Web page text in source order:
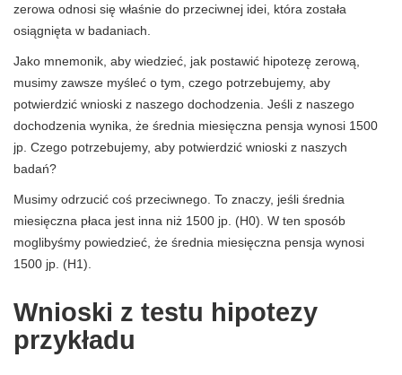
zerowa odnosi się właśnie do przeciwnej idei, która została
osiągnięta w badaniach.
Jako mnemonik, aby wiedzieć, jak postawić hipotezę zerową,
musimy zawsze myśleć o tym, czego potrzebujemy, aby
potwierdzić wnioski z naszego dochodzenia. Jeśli z naszego
dochodzenia wynika, że ​​średnia miesięczna pensja wynosi 1500
jp. Czego potrzebujemy, aby potwierdzić wnioski z naszych
badań?
Musimy odrzucić coś przeciwnego. To znaczy, jeśli średnia
miesięczna płaca jest inna niż 1500 jp. (H0). W ten sposób
moglibyśmy powiedzieć, że średnia miesięczna pensja wynosi
1500 jp. (H1).
Wnioski z testu hipotezy
przykładu